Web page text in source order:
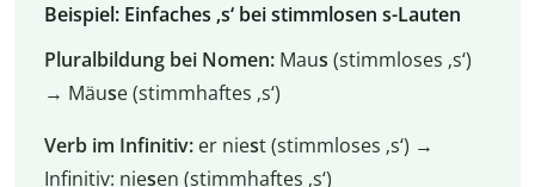
Beispiel: Einfaches ‚s‘ bei stimmlosen s-Lauten
Pluralbildung bei Nomen:Maus (stimmloses ‚s‘)
→ Mäuse (stimmhaftes ‚s‘)
Verb im Infinitiv:er niest (stimmloses ‚s‘) →
Infinitiv: niesen (stimmhaftes ‚s‘)